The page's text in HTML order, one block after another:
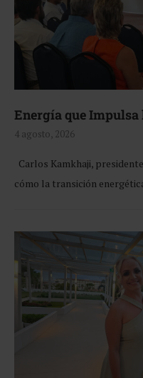
Energía que
4 agosto, 2026
Carlos Kamkhaji,
cómo la transición